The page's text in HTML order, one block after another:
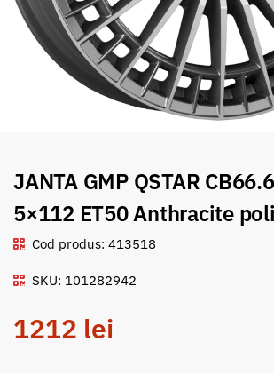
JANTA GMP QSTAR
5×112 ET50 Anthracite
Cod produs: 413518
SKU: 101282942
1212 lei